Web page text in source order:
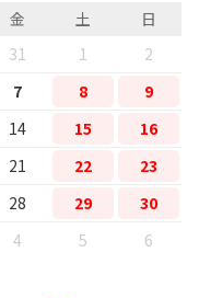
金 土
日
31 1
2
7 8
9
14 15
16
21 22
23
28 29
30
4 5 6